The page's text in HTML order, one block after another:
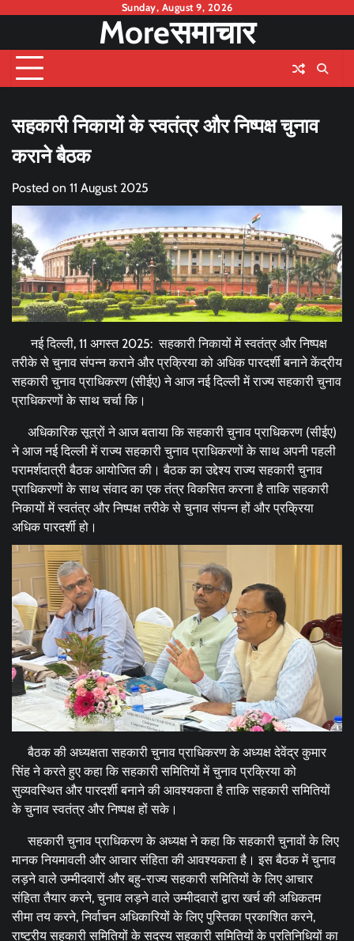
content
Sunday, August 9, 2026
Moreसमाचार
सहकारी निकायों के स्वतंत्र और निष्पक्ष चुनाव
कराने बैठक
Posted on 11 August 2025
नई दिल्ली, 11 अगस्त 2025: सहकारी निकायों में स्वतंत्र और निष्पक्ष
तरीके से चुनाव संपन्न कराने और प्रक्रिया को अधिक पारदर्शी बनाने केंद्रीय
सहकारी चुनाव प्राधिकरण (सीईए) ने आज नई दिल्ली में राज्य सहकारी चुनाव
प्राधिकरणों के साथ चर्चा कि।
अधिकारिक सूत्रों ने आज बताया कि सहकारी चुनाव प्राधिकरण (सीईए)
ने आज नई दिल्ली में राज्य सहकारी चुनाव प्राधिकरणों के साथ अपनी पहली
परामर्शदात्री बैठक आयोजित की। बैठक का उद्देश्य राज्य सहकारी चुनाव
प्राधिकरणों के साथ संवाद का एक तंत्र विकसित करना है ताकि सहकारी
निकायों में स्वतंत्र और निष्पक्ष तरीके से चुनाव संपन्न हों और प्रक्रिया
अधिक पारदर्शी हो।
बैठक की अध्यक्षता सहकारी चुनाव प्राधिकरण के अध्यक्ष देवेंद्र कुमार
सिंह ने करते हुए कहा कि सहकारी समितियों में चुनाव प्रक्रिया को
सुव्यवस्थित और पारदर्शी बनाने की आवश्यकता है ताकि सहकारी समितियों
के चुनाव स्वतंत्र और निष्पक्ष हों सके।
सहकारी चुनाव प्राधिकरण के अध्यक्ष ने कहा कि सहकारी चुनावों के लिए
मानक नियमावली और आचार संहिता की आवश्यकता है। इस बैठक में चुनाव
लड़ने वाले उम्मीदवारों और बहु-राज्य सहकारी समितियों के लिए आचार
संहिता तैयार करने, चुनाव लड़ने वाले उम्मीदवारों द्वारा खर्च की अधिकतम
सीमा तय करने, निर्वाचन अधिकारियों के लिए पुस्तिका प्रकाशित करने,
राष्ट्रीय सहकारी समितियों के सदस्य सहकारी समितियों के प्रतिनिधियों का